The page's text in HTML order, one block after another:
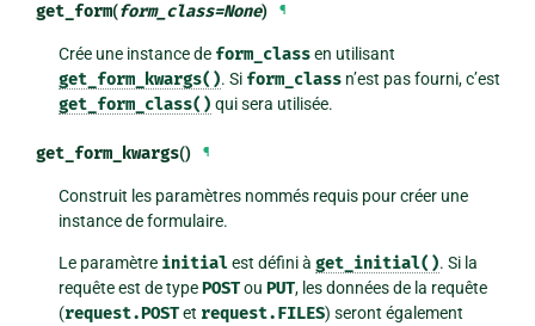
get_form(form_class=None) ¶
Crée une instance de form_classen utilisant
get_form_kwargs(). Si form_class n’est pas fourni, c’est
get_form_class() qui sera utilisée.
get_form_kwargs() ¶
Construit les paramètres nommés requis pour créer une
instance de formulaire.
Le paramètre initialest défini àget_initial(). Si la
requête est de typePOSTouPUT, les données de la requête
(request.POSTet request.FILES) seront également